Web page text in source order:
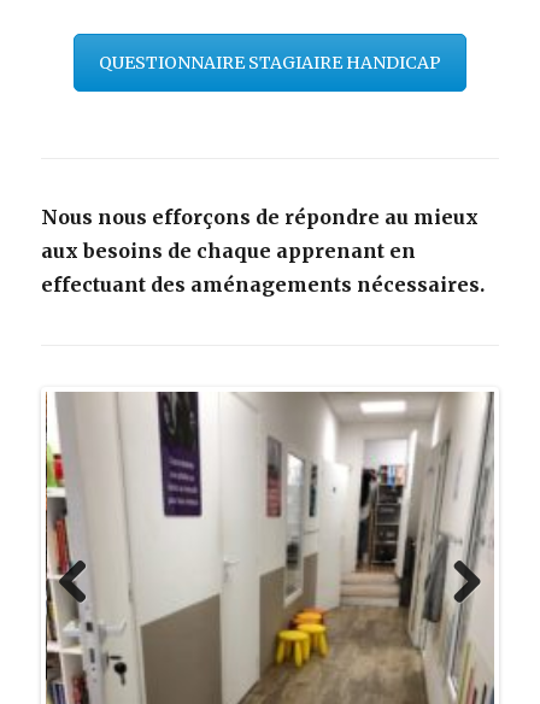
QUESTIONNAIRE STAGIAIRE HANDICAP
Nous nous efforçons de répondre au mieux
aux besoins de chaque apprenant en
effectuant des aménagements nécessaires.